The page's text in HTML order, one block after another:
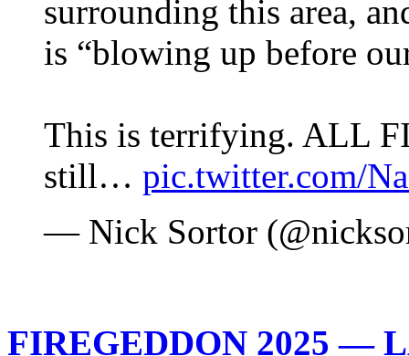
surrounding this area,
is “blowing up before
This is terrifying. ALL
still… pic.twitter.com/
— Nick Sortor
FIREGEDDON 2025 —